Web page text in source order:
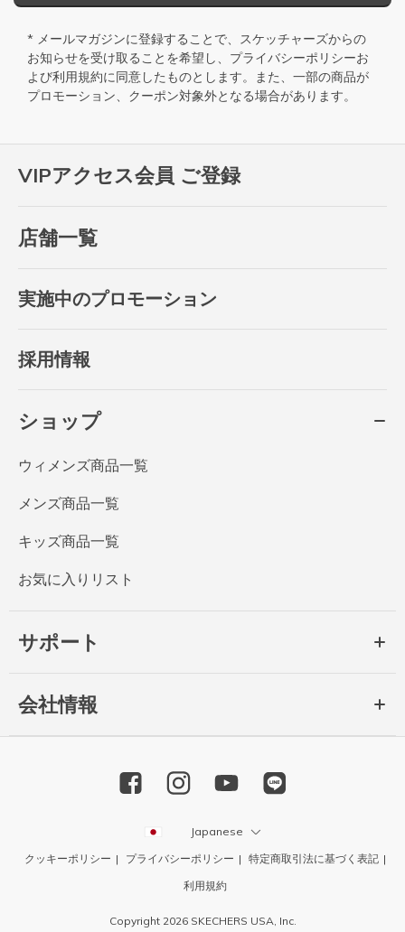
VIPアクセス会員 ご登録
店舗一覧
実施中のプロモーション
採用情報
ショップ
ウィメンズ商品一覧
メンズ商品一覧
キッズ商品一覧
お気に入りリスト
サポート
会社情報
* メールマガジンに登録することで、スケッチャーズからの
お知らせを受け取ることを希望し、 プライバシーポリシーお
よび利用規約に同意したものとします。また、一部の商品が
プロモーション、クーポン対象外となる場合があります。
Japanese
クッキーポリシー プライバシーポリシー
特定商取引法に基づく表記
利用規約
Copyright 2026 SKECHERS USA, Inc.